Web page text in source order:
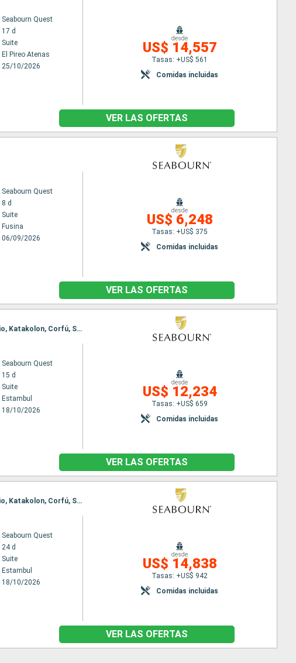
Seabourn Quest
17 d
Suite
El Pireo Atenas
25/10/2026
desde
US$ 14,557
Tasas: +US$ 561
Comidas incluidas
VER LAS OFERTAS
Seabourn Quest
8 d
Suite
Fusina
06/09/2026
desde
US$ 6,248
Tasas: +US$ 375
Comidas incluidas
VER LAS OFERTAS
Itinerario : Estambul, Canakkale, Izmir, Patmos, Rodas, Spetses, El Pireo Atenas, Nafplio, Katakolon, Corfú, Saranda, Nápoles, Civitavecchia - Roma
Seabourn Quest
15 d
Suite
Estambul
18/10/2026
desde
US$ 12,234
Tasas: +US$ 659
Comidas incluidas
VER LAS OFERTAS
Itinerario : Estambul, Canakkale, Izmir, Patmos, Rodas, Spetses, El Pireo Atenas, Nafplio, Katakolon, Corfú, Saranda, Nápoles, Civitavecchia - Roma, Ajaccio, Alghero, Mahon, Ibiza, Cartagena, Motril, Ceuta, Lisboa
Seabourn Quest
24 d
Suite
Estambul
18/10/2026
desde
US$ 14,838
Tasas: +US$ 942
Comidas incluidas
VER LAS OFERTAS